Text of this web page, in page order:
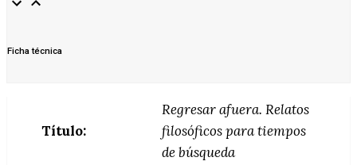
Ficha técnica
Título:
Regresar afuera. Relatos
filosóficos para tiempos
de búsqueda